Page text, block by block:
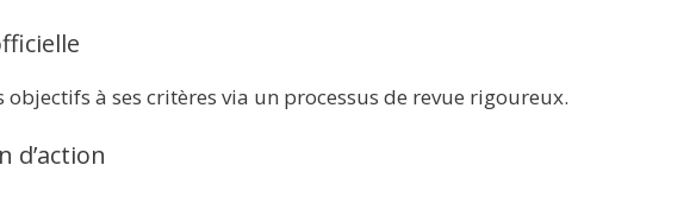
à ses critères via un processus de revue rigoureux.
d’action